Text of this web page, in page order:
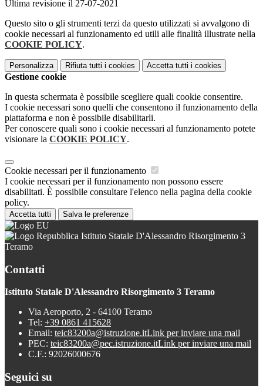
Ultima revisione il 27-07-2021
Questo sito o gli strumenti terzi da questo utilizzati si avvalgono di
cookie necessari al funzionamento ed utili alle finalità illustrate nella
COOKIE POLICY.
Personalizza Rifiuta tutti i cookies Accetta tutti i cookies
Gestione cookie
In questa schermata è possibile scegliere quali cookie consentire.
I cookie necessari sono quelli che consentono il funzionamento della
piattaforma e non è possibile disabilitarli.
Per conoscere quali sono i cookie necessari al funzionamento potete
visionare la COOKIE POLICY.
Cookie necessari per il funzionamento
I cookie necessari per il funzionamento non possono essere
disabilitati. È possibile consultare l'elenco nella pagina della cookie
policy.
Accetta tutti Salva le preferenze
Istituto Statale D'Alessandro Risorgimento 3
Teramo
Contatti
Istituto Statale D'Alessandro Risorgimento 3 Teramo
Via Aeroporto, 2 - 64100 Teramo
Tel: +39 0861 415628
Email: teic83200a@istruzione.itLink per inviare una mail
PEC: teic83200a@pec.istruzione.itLink per inviare una mail
C.F.: 92026000676
Seguici su